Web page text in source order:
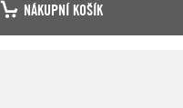
NÁKUPNÍ KOŠÍK